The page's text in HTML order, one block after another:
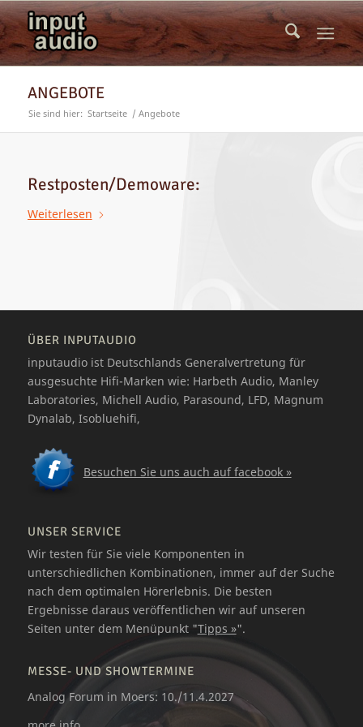
ANGEBOTE
Sie sind hier: Startseite / Angebote
Restposten/Demoware:
Weiterlesen
ÜBER INPUTAUDIO
inputaudio ist Deutschlands Generalvertretung für
ausgesuchte Hifi-Marken wie: Harbeth Audio, Manley
Laboratories, Michell Audio, Parasound, LFD, Magnum
Dynalab, Isobluehifi,
Besuchen Sie uns auch auf facebook »
UNSER SERVICE
Wir testen für Sie viele Komponenten in
unterschiedlichen Kombinationen, immer auf der Suche
nach dem optimalen Hörerlebnis. Die besten
Ergebnisse daraus veröffentlichen wir auf unseren
Seiten unter dem Menüpunkt "Tipps »".
MESSE- UND SHOWTERMINE
Analog Forum in Moers: 10./11.4.2027